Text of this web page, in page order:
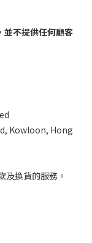
並不提供任何顧客
Kowloon, Hong
及換貨的服務。